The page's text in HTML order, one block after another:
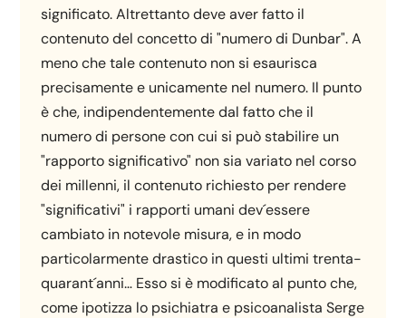
significato. Altrettanto deve aver fatto il
contenuto del concetto di "numero di Dunbar". A
meno che tale contenuto non si esaurisca
precisamente e unicamente nel numero. Il punto
è che, indipendentemente dal fatto che il
numero di persone con cui si può stabilire un
"rapporto significativo" non sia variato nel corso
dei millenni, il contenuto richiesto per rendere
"significativi" i rapporti umani dev´essere
cambiato in notevole misura, e in modo
particolarmente drastico in questi ultimi trenta-
quarant´anni… Esso si è modificato al punto che,
come ipotizza lo psichiatra e psicoanalista Serge